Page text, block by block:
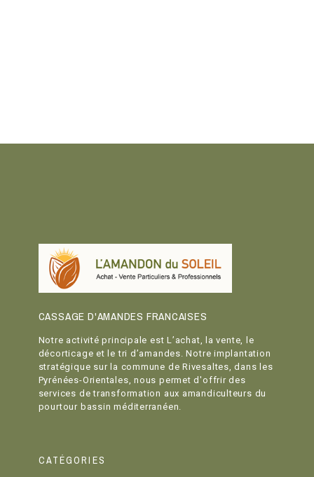
CASSAGE D'AMANDES FRANCAISES
Notre activité principale est L’achat, la vente, le
décorticage et le tri d’amandes. Notre implantation
stratégique sur la commune de Rivesaltes, dans les
Pyrénées-Orientales, nous permet d'offrir des
services de transformation aux amandiculteurs du
pourtour bassin méditerranéen.
CATÉGORIES